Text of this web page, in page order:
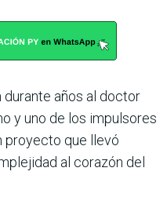
durante años al doctor
y uno de los impulsores
proyecto que llevó
al corazón del